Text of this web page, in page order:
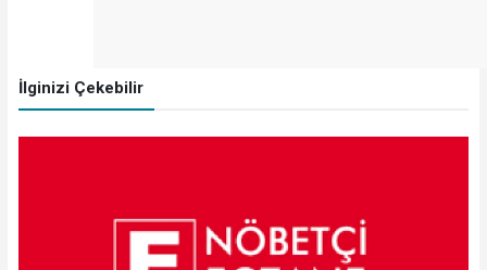
İlginizi Çekebilir